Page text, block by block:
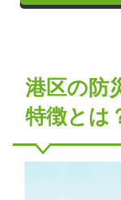
港区の防
特徴とは